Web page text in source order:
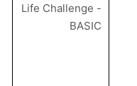
Life Challenge -
BASIC